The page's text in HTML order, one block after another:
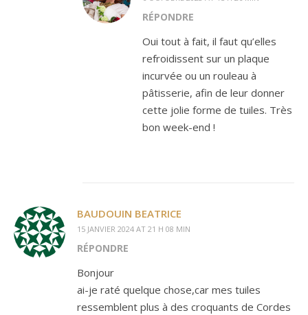
RÉPONDRE
Oui tout à fait, il faut qu’elles
refroidissent sur un plaque
incurvée ou un rouleau à
pâtisserie, afin de leur donner
cette jolie forme de tuiles. Très
bon week-end !
BAUDOUIN BEATRICE
15 JANVIER 2024 AT 21 H 08 MIN
RÉPONDRE
Bonjour
ai-je raté quelque chose,car mes tuiles
ressemblent plus à des croquants de Cordes